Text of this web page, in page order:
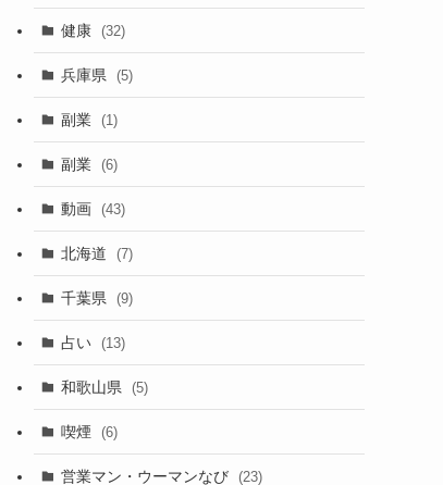
健康 (32)
兵庫県 (5)
副業 (1)
副業 (6)
動画 (43)
北海道 (7)
千葉県 (9)
占い (13)
和歌山県 (5)
喫煙 (6)
営業マン・ウーマンなび (23)